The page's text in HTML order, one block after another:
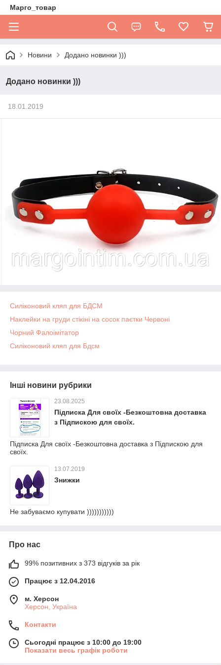
Марго_товар
Новини Додано новинки )))
Додано новинки )))
18.01.2019
Силіконовий кляп для БДСМ
Наклейки на груди стікіні на сосок паєтки Червоні
Чорний Фалоімітатор
Силіконовий кляп для Бдсм
Інші новини рубрики
23.08.2025
Підписка Для своїх -Безкоштовна доставка
з Підпискою для своїх.
Підписка Для своїх -Безкоштовна доставка з Підпискою для
своїх.
13.07.2019
Знижки
Не забуваємо купувати )))))))))))
Про нас
99% позитивних з 373 відгуків за рік
Працює з 12.04.2016
м. Херсон
Херсон, Україна
Контакти
Сьогодні працює з 10:00 до 19:00
Показати весь графік роботи